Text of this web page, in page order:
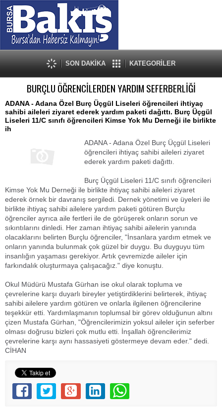
SON DAKİKA KATEGORİLER
BURÇLU ÖĞRENCİLERDEN YARDIM SEFERBERLİĞİ
ADANA - Adana Özel Burç Üçgül Liseleri öğrencileri ihtiyaç
sahibi aileleri ziyaret ederek yardım paketi dağıttı. Burç Üçgül
Liseleri 11/C sınıfı öğrencileri Kimse Yok Mu Derneği ile birlikte
ih
ADANA - Adana Özel Burç Üçgül Liseleri
öğrencileri ihtiyaç sahibi aileleri ziyaret
ederek yardım paketi dağıttı.
Burç Üçgül Liseleri 11/C sınıfı öğrencileri
Kimse Yok Mu Derneği ile birlikte ihtiyaç sahibi aileleri ziyaret
ederek örnek bir davranış sergiledi. Dernek yönetimi ve üyeleri ile
birlikte ihtiyaç sahibi ailelere yardım paketi götüren Burçlu
öğrenciler ayrıca aile fertleri ile de görüşerek onların sorun ve
sıkıntılarını dinledi. Her zaman ihtiyaç sahibi ailelerin yanında
olacaklarını belirten Burçlu öğrenciler, "İnsanlara yardım etmek ve
onların yanında bulunmak çok güzel bir duygu. Bu duyguyu tüm
insanlığın yaşaması gerekiyor. Artık çevremizde aileler için
farkındalık oluşturmaya çalışacağız." diye konuştu.
Okul Müdürü Mustafa Gürhan ise okul olarak topluma ve
çevrelerine karşı duyarlı bireyler yetiştirdiklerini belirterek, ihtiyaç
sahibi ailelere yardım götüren ve onlarla ilgilenen öğrencilerine
teşekkür etti. Yardımlaşmanın toplumsal bir görev olduğunun altını
çizen Mustafa Gürhan, "Öğrencilerimizin yoksul aileler için seferber
olması doğrusu bizleri çok mutlu etti. İnşallah öğrencilerimiz
çevrelerine karşı aynı hassasiyeti göstermeye devam eder." dedi.
CİHAN